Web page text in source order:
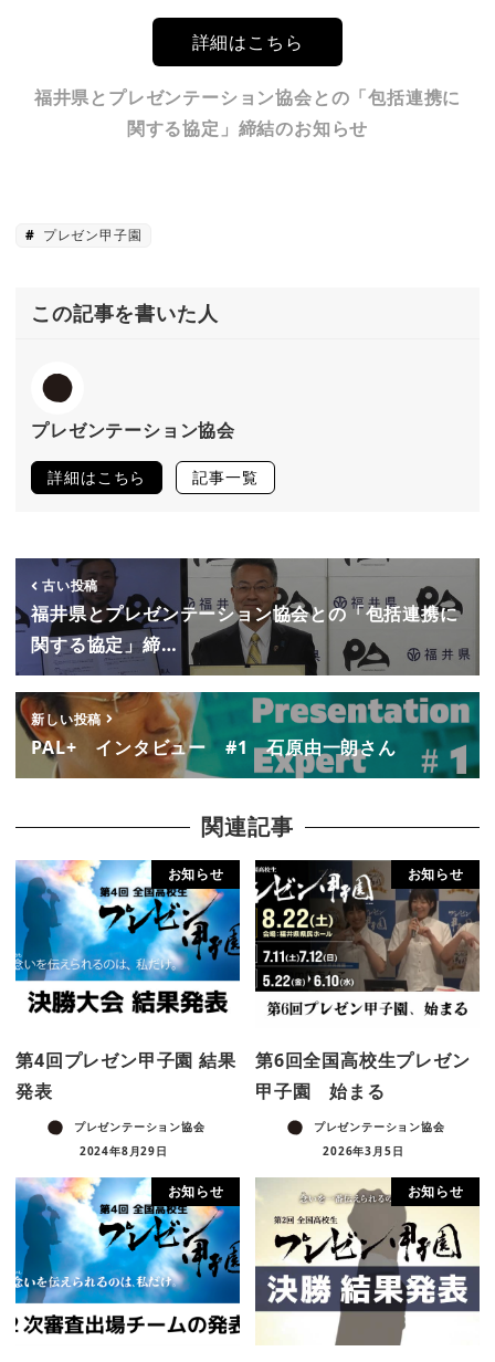
詳細はこちら
福井県とプレゼンテーション協会との「包括連携に
関する協定」締結のお知らせ
プレゼン甲子園
この記事を書いた人
プレゼンテーション協会
詳細はこちら 記事一覧
古い投稿
福井県とプレゼンテーション協会との「包括連携に
関する協定」締…
新しい投稿
PAL+ インタビュー #1 石原由一朗さん
関連記事
お知らせ
第4回プレゼン甲子園 結果
発表
プレゼンテーション協会
2024年8月29日
お知らせ
第6回全国高校生プレゼン
甲子園 始まる
プレゼンテーション協会
2026年3月5日
お知らせ お知らせ